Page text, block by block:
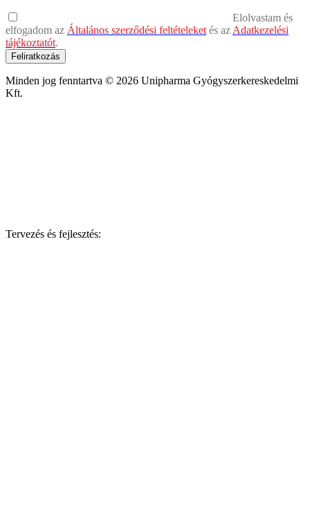
Elolvastam és
elfogadom az Általános szerződési feltételeket és az Adatkezelési
tájékoztatót.
Feliratkozás
Minden jog fenntartva © 2026 Unipharma Gyógyszerkereskedelmi
Kft.
Tervezés és fejlesztés: